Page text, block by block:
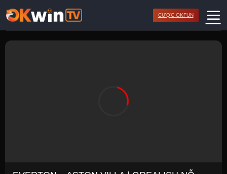
qua
nội
dung
CƯỢC OKFUN